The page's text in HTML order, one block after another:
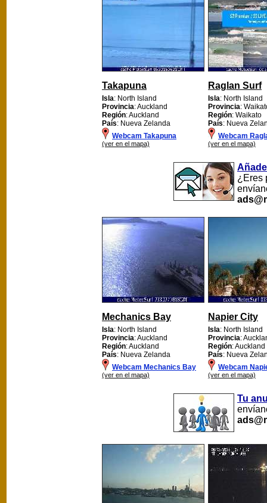
Takapuna
Isla: North Island
Provincia: Auckland
Región: Auckland
País: Nueva Zelanda
Webcam Takapuna
(ver en el mapa)
Raglan Surf
Isla: North Island
Provincia:
Región: Waikato
País: Nueva
Webcam
(ver en el mapa)
¿Eres
Mechanics Bay
Isla: North Island
Provincia: Auckland
Región: Auckland
País: Nueva Zelanda
Webcam Mechanics Bay
(ver en el mapa)
Napier City
Isla: North Island
Provincia:
Región: Auckland
País: Nueva
Webcam
(ver en el mapa)
Tu